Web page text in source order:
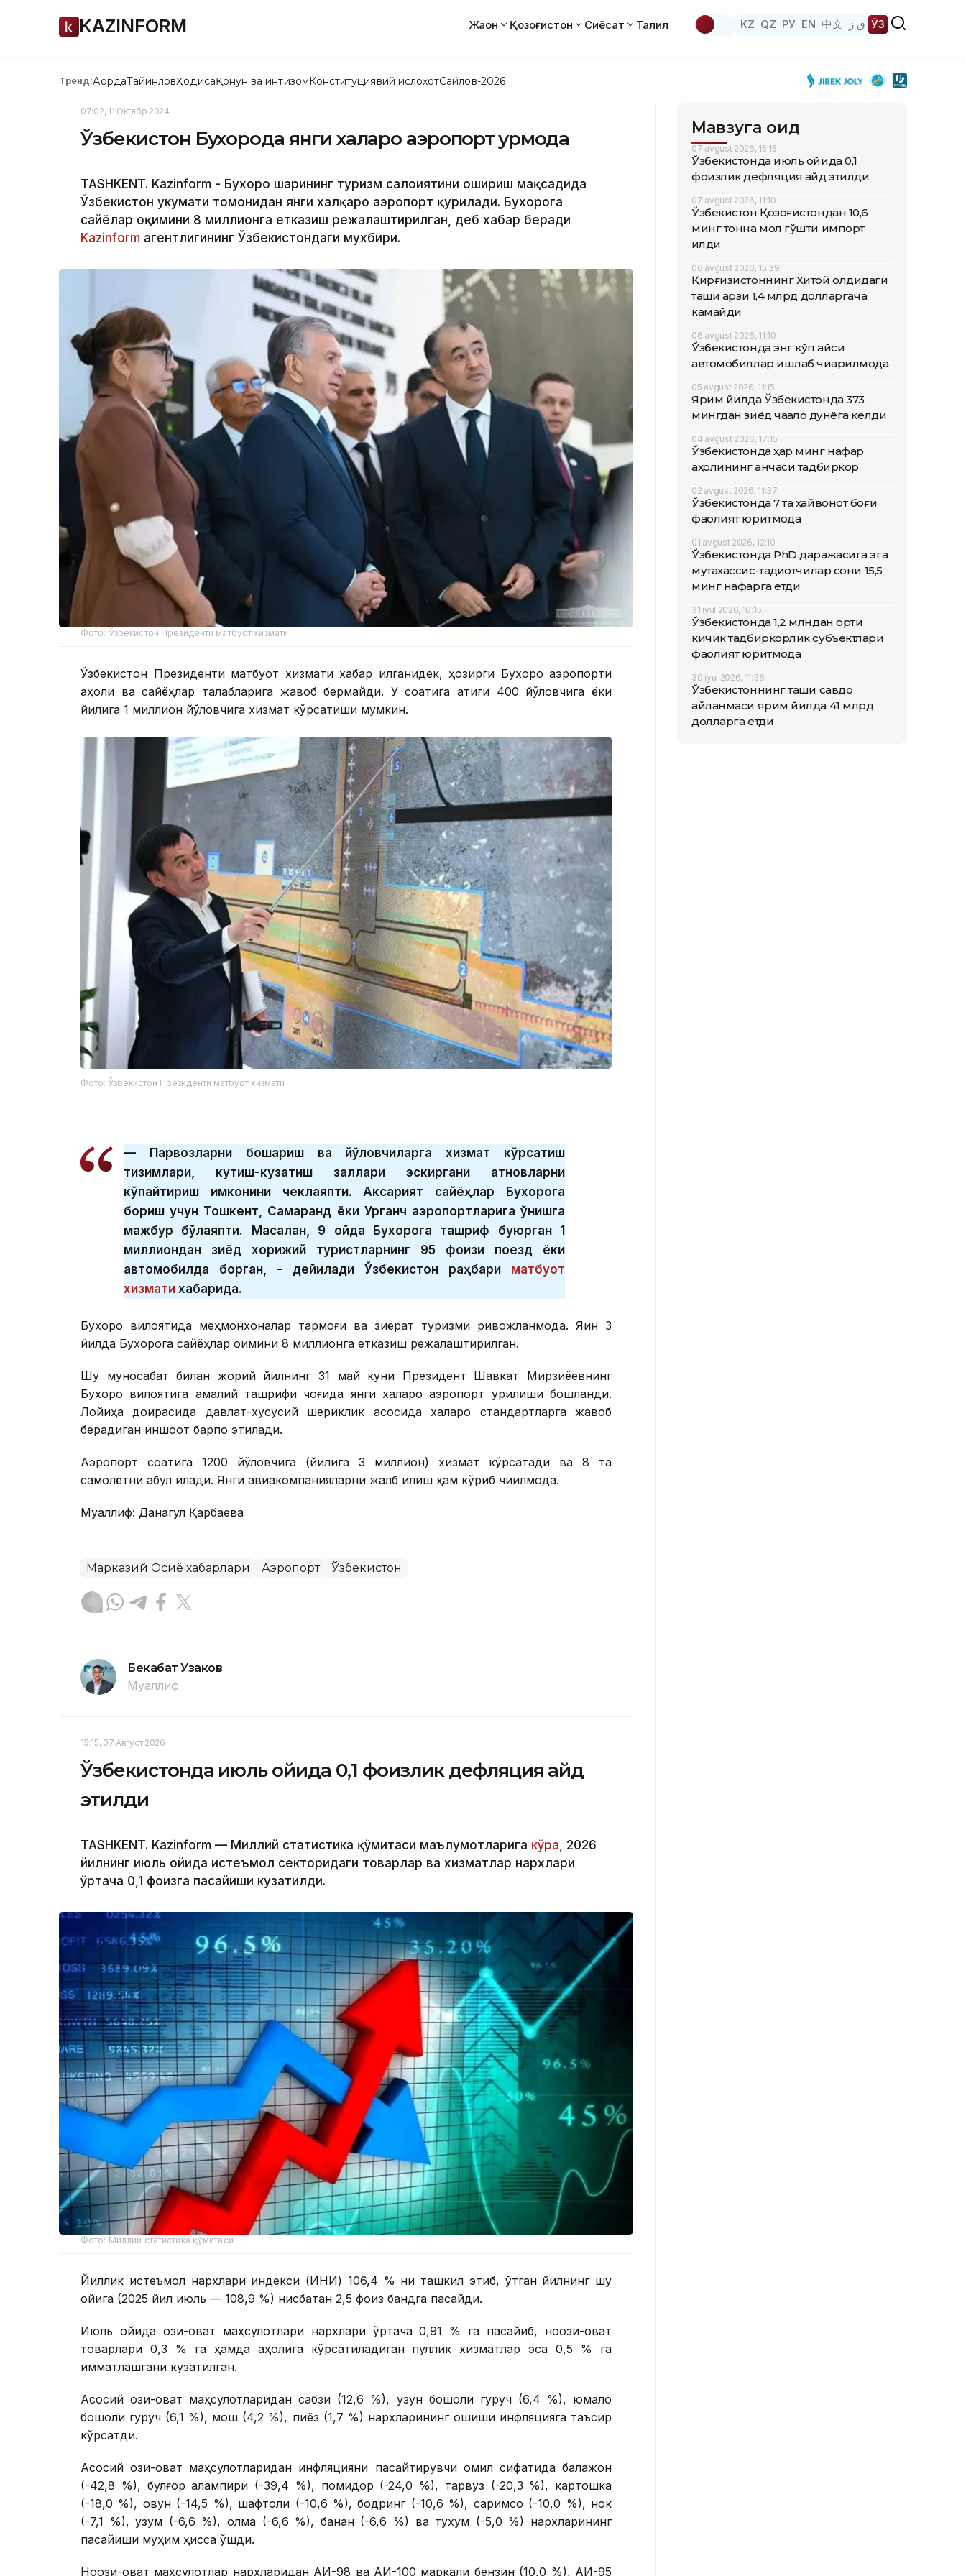
KAZINFORM Жаҳон Қозоғистон Сиёсат Таҳлил KZ QZ РУ EN 中文 ق ز ЎЗ
Тренд:АқордаТайинловҲодисаҚонун ва интизомКонституциявий ислоҳотСайлов-2026
07:02, 11 Октябр 2024
Ўзбекистон Бухорода янги халқаро аэропорт қурмоқда
TASHKENT. Kazinform - Бухоро шаҳрининг туризм салоҳиятини ошириш мақсадида
Ўзбекистон ҳукумати томонидан янги халқаро аэропорт қурилади. Бухорога
сайёҳлар оқимини 8 миллионга етказиш режалаштирилган, деб хабар беради
Kazinform агентлигининг Ўзбекистондаги мухбири.
Фото: Ўзбекистон Президенти матбуот хизмати
Ўзбекистон Президенти матбуот хизмати хабар қилганидек, ҳозирги Бухоро аэропорти
аҳоли ва сайёҳлар талабларига жавоб бермайди. У соатига атиги 400 йўловчига ёки
йилига 1 миллион йўловчига хизмат кўрсатиши мумкин.
Фото: Ўзбекистон Президенти матбуот хизмати
— Парвозларни бошқариш ва йўловчиларга хизмат кўрсатиш
тизимлари, кутиш-кузатиш заллари эскиргани қатновларни
кўпайтириш имконини чеклаяпти. Аксарият сайёҳлар Бухорога
бориш учун Тошкент, Самарқанд ёки Урганч аэропортларига қўнишга
мажбур бўлаяпти. Масалан, 9 ойда Бухорога ташриф буюрган 1
миллиондан зиёд хорижий туристларнинг 95 фоизи поезд ёки
автомобилда борган, - дейилади Ўзбекистон раҳбари матбуот
хизмати хабарида.
Бухоро вилоятида меҳмонхоналар тармоғи ва зиёрат туризми ривожланмоқда. Яқин 3
йилда Бухорога сайёҳлар оқимини 8 миллионга етказиш режалаштирилган.
Шу муносабат билан жорий йилнинг 31 май куни Президент Шавкат Мирзиёевнинг
Бухоро вилоятига амалий ташрифи чоғида янги халқаро аэропорт қурилиши бошланди.
Лойиҳа доирасида давлат-хусусий шериклик асосида халқаро стандартларга жавоб
берадиган иншоот барпо этилади.
Аэропорт соатига 1200 йўловчига (йилига 3 миллион) хизмат кўрсатади ва 8 та
самолётни қабул қилади. Янги авиакомпанияларни жалб қилиш ҳам кўриб чиқилмоқда.
Муаллиф: Данагул Қарбаева
Марказий Осиё хабарлари Аэропорт Ўзбекистон
Бекабат Узаков
Муаллиф
15:15, 07 Август 2026
Ўзбекистонда июль ойида 0,1 фоизлик дефляция қайд
этилди
TASHKENT. Kazinform — Миллий статистика қўмитаси маълумотларига кўра, 2026
йилнинг июль ойида истеъмол секторидаги товарлар ва хизматлар нархлари
ўртача 0,1 фоизга пасайиши кузатилди.
Фото: Миллий статистика қўмитаси
Йиллик истеъмол нархлари индекси (ИНИ) 106,4 % ни ташкил этиб, ўтган йилнинг шу
ойига (2025 йил июль — 108,9 %) нисбатан 2,5 фоиз бандга пасайди.
Июль ойида озиқ-овқат маҳсулотлари нархлари ўртача 0,91 % га пасайиб, ноозиқ-овқат
товарлари 0,3 % га ҳамда аҳолига кўрсатиладиган пуллик хизматлар эса 0,5 % га
қимматлашгани кузатилган.
Асосий озиқ-овқат маҳсулотларидан сабзи (12,6 %), узун бошоқли гуруч (6,4 %), юмалоқ
бошоқли гуруч (6,1 %), мош (4,2 %), пиёз (1,7 %) нархларининг ошиши инфляцияга таъсир
кўрсатди.
Асосий озиқ-овқат маҳсулотларидан инфляцияни пасайтирувчи омил сифатида бақлажон
(-42,8 %), булғор қалампири (-39,4 %), помидор (-24,0 %), тарвуз (-20,3 %), картошка
(-18,0 %), қовун (-14,5 %), шафтоли (-10,6 %), бодринг (-10,6 %), саримсоқ (-10,0 %), нок
(-7,1 %), узум (-6,6 %), олма (-6,6 %), банан (-6,6 %) ва тухум (-5,0 %) нархларининг
пасайиши муҳим ҳисса қўшди.
Ноозиқ-овқат маҳсулотлар нархларидан АИ-98 ва АИ-100 маркали бензин (10,0 %), АИ-95
Мавзуга оид
07 avgust 2026, 15:15
Ўзбекистонда июль ойида 0,1
фоизлик дефляция қайд этилди
07 avgust 2026, 11:10
Ўзбекистон Қозоғистондан 10,6
минг тонна мол гўшти импорт
қилди
06 avgust 2026, 15:39
Қирғизистоннинг Хитой олдидаги
ташқи қарзи 1,4 млрд долларгача
камайди
06 avgust 2026, 11:10
Ўзбекистонда энг кўп қайси
автомобиллар ишлаб чиқарилмоқда
05 avgust 2026, 11:15
Ярим йилда Ўзбекистонда 373
мингдан зиёд чақалоқ дунёга келди
04 avgust 2026, 17:15
Ўзбекистонда ҳар минг нафар
аҳолининг қанчаси тадбиркор
02 avgust 2026, 11:37
Ўзбекистонда 7 та ҳайвонот боғи
фаолият юритмоқда
01 avgust 2026, 12:10
Ўзбекистонда PhD даражасига эга
мутахассис-тадқиқотчилар сони 15,5
минг нафарга етди
31 iyul 2026, 16:15
Ўзбекистонда 1,2 млндан ортиқ
кичик тадбиркорлик субъектлари
фаолият юритмоқда
30 iyul 2026, 11:36
Ўзбекистоннинг ташқи савдо
айланмаси ярим йилда 41 млрд
долларга етди